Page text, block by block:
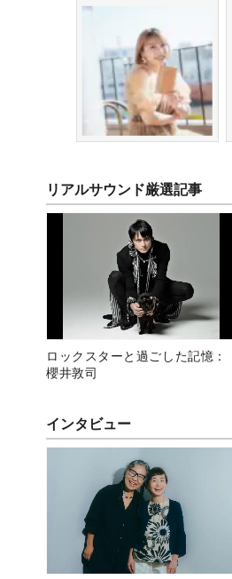
リアルサウンド厳選記事
ロックスターと過ごした記憶：
櫻井敦司
インタビュー